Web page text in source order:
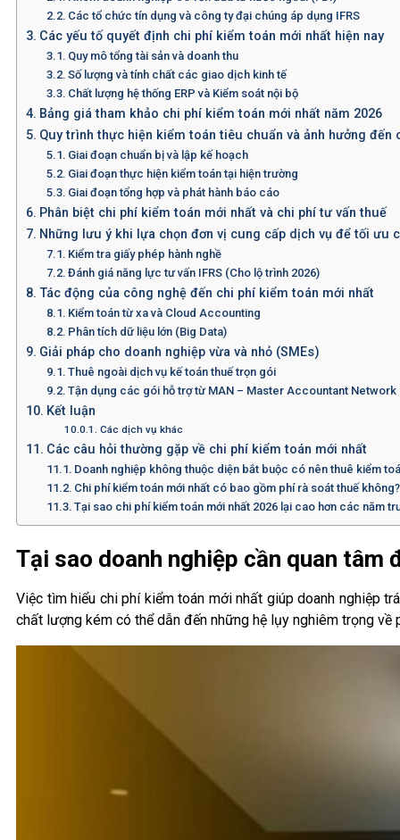
Các tổ chức tín dụng và công ty đại chúng áp dụng IFRS
Các yếu tố quyết định chi phí kiểm toán mới nhất hiện nay
Quy mô tổng tài sản và doanh thu
Số lượng và tính chất các giao dịch kinh tế
Chất lượng hệ thống ERP và Kiểm soát nội bộ
Bảng giá tham khảo chi phí kiểm toán mới nhất năm 2026
Quy trình thực hiện kiểm toán tiêu chuẩn và ảnh hưởng đến
Giai đoạn chuẩn bị và lập kế hoạch
Giai đoạn thực hiện kiểm toán tại hiện trường
Giai đoạn tổng hợp và phát hành báo cáo
Phân biệt chi phí kiểm toán mới nhất và chi phí tư vấn thuế
Những lưu ý khi lựa chọn đơn vị cung cấp dịch vụ để tối ưu
Kiểm tra giấy phép hành nghề
Đánh giá năng lực tư vấn IFRS (Cho lộ trình 2026)
Tác động của công nghệ đến chi phí kiểm toán mới nhất
Kiểm toán từ xa và Cloud Accounting
Phân tích dữ liệu lớn (Big Data)
Giải pháp cho doanh nghiệp vừa và nhỏ (SMEs)
Thuê ngoài dịch vụ kế toán thuế trọn gói
Tận dụng các gói hỗ trợ từ MAN – Master Accountant Network
Kết luận
Các dịch vụ khác
Các câu hỏi thường gặp về chi phí kiểm toán mới nhất
Doanh nghiệp không thuộc diện bắt buộc có nên thuê kiểm
Chi phí kiểm toán mới nhất có bao gồm phí rà soát thuế không?
Tại sao chi phí kiểm toán mới nhất 2026 lại cao hơn các năm
Tại sao doanh nghiệp cần quan tâm
Việc tìm hiểu chi phí kiểm toán mới nhất giúp doanh nghiệp
chất lượng kém có thể dẫn đến những hệ lụy nghiêm trọng về